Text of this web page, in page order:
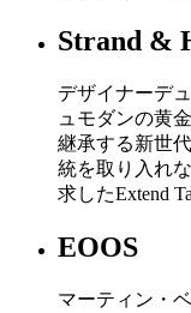
Strand &
デザイナーデ
ュモダンの黄
継承する新世
統を取り入れ
求したExtend
EOOS
マーティン・